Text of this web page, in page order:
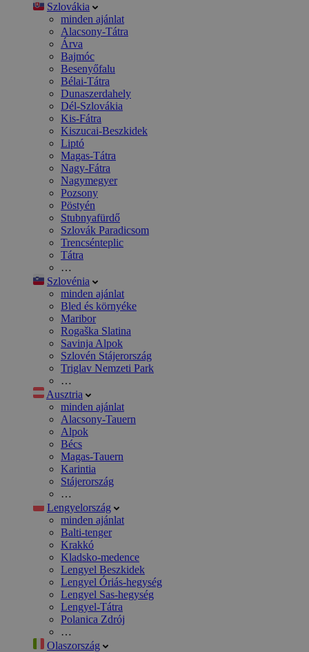
Szlovákia
minden ajánlat
Alacsony-Tátra
Árva
Bajmóc
Besenyőfalu
Bélai-Tátra
Dunaszerdahely
Dél-Szlovákia
Kis-Fátra
Kiszucai-Beszkidek
Liptó
Magas-Tátra
Nagy-Fátra
Nagymegyer
Pozsony
Pöstyén
Stubnyafürdő
Szlovák Paradicsom
Trencsénteplic
Tátra
…
Szlovénia
minden ajánlat
Bled és környéke
Maribor
Rogaška Slatina
Savinja Alpok
Szlovén Stájerország
Triglav Nemzeti Park
…
Ausztria
minden ajánlat
Alacsony-Tauern
Alpok
Bécs
Magas-Tauern
Karintia
Stájerország
…
Lengyelország
minden ajánlat
Balti-tenger
Krakkó
Kladsko-medence
Lengyel Beszkidek
Lengyel Óriás-hegység
Lengyel Sas-hegység
Lengyel-Tátra
Polanica Zdrój
…
Olaszország